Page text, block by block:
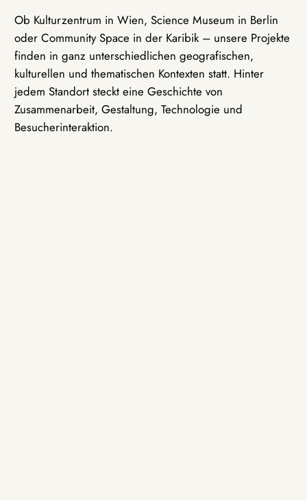
Ob Kulturzentrum in Wien, Science Museum in Berlin
oder Community Space in der Karibik – unsere Projekte
finden in ganz unterschiedlichen geografischen,
kulturellen und thematischen Kontexten statt. Hinter
jedem Standort steckt eine Geschichte von
Zusammenarbeit, Gestaltung, Technologie und
Besucherinteraktion.